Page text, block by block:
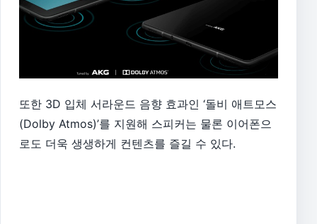
또한 3D 입체 서라운드 음향 효과인 ‘돌비 애트모스
(Dolby Atmos)’를 지원해 스피커는 물론 이어폰으
로도 더욱 생생하게 컨텐츠를 즐길 수 있다.